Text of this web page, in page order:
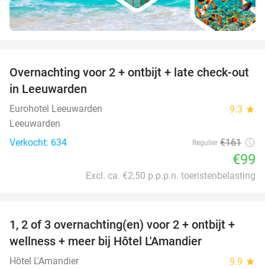
39%
Overnachting voor 2 + ontbijt + late check-out
in Leeuwarden
Eurohotel Leeuwarden 9.3 star
Leeuwarden
Verkocht: 634
Regulier €161
€99
Excl. ca. €2,50 p.p.p.n. toeristenbelasting
32%
TODAY
1, 2 of 3 overnachting(en) voor 2 + ontbijt +
wellness + meer bij Hôtel L'Amandier
Hôtel L'Amandier 9.9 star